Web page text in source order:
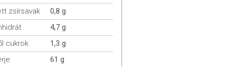
zsírsavak
0,8 g
4,7 g
cukrok
1,3 g
61 g